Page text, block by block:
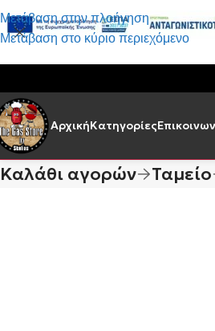
Μετάβαση στην πλοήγηση
Μετάβαση στο κύριο περιεχόμενο
ΑρχικήΚατηγορίες
Καλάθι αγορών Ταμείο